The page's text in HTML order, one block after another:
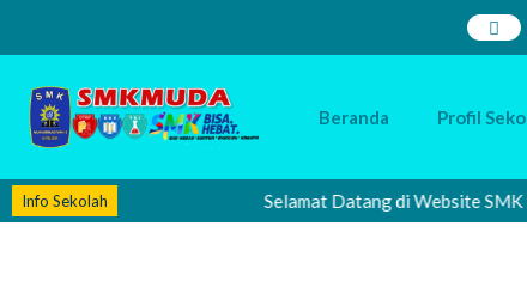
Beranda Profil
Info Sekolah Selamat Datang di Website SMK